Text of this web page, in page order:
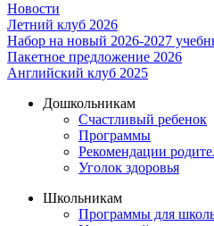
Новости
Летний клуб 2026
Набор на новый 2026-2027
Пакетное предложение 2026
Английский клуб 2025
Дошкольникам
Счастливый ребенок
Программы
Рекомендации
Уголок здоровья
Школьникам
Программы для